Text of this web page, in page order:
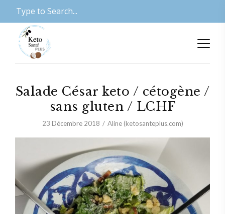
Salade César keto / cétogène /
sans gluten / LCHF
23 Décembre 2018 Aline (ketosanteplus.com)